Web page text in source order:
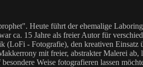
Heute führt der ehemalige
ca. 15 Jahre als freier Autor für
- Fotografie), den kreativen Einsatz
mit freier, abstrakter Malerei ab,
Weise fotografieren lassen